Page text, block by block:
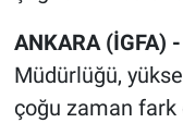
ANKARA (İGFA) -
Müdürlüğü,
çoğu zaman